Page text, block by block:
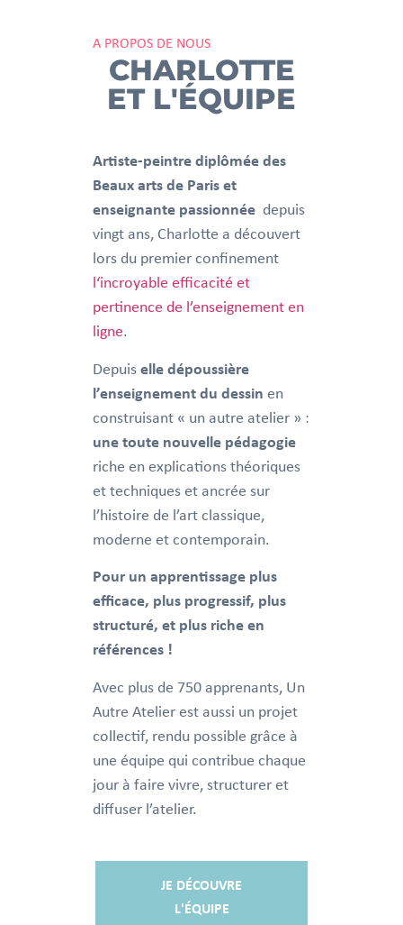
A PROPOS DE NOUS
CHARLOTTE
ET L'ÉQUIPE
Artiste-peintre diplômée des
Beaux arts de Paris et
enseignante passionnée depuis
vingt ans, Charlotte a découvert
lors du premier confinement
l‘incroyable efficacité et
pertinence de l’enseignement en
ligne.
Depuiselle dépoussière
l’enseignement du dessin en
construisant « un autre atelier » :
une toute nouvelle pédagogie
riche en explications théoriques
et techniques et ancrée sur
l’histoire de l’art classique,
moderne et contemporain.
Pour un apprentissage plus
efficace, plus progressif, plus
structuré, et plus riche en
références !
Avec plus de 750 apprenants, Un
Autre Atelier est aussi un projet
collectif, rendu possible grâce à
une équipe qui contribue chaque
jour à faire vivre, structurer et
diffuser l’atelier.
JE DÉCOUVRE
L'ÉQUIPE